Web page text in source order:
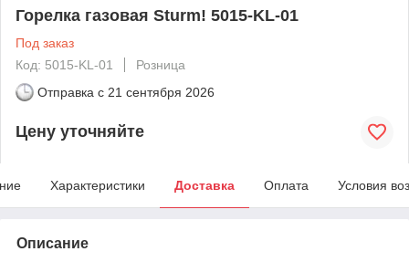
Горелка газовая Sturm! 5015-KL-01
Под заказ
Код: 5015-KL-01
Розница
Отправка с 21 сентября 2026
Цену уточняйте
Характеристики Доставка Оплата Условия
Описание